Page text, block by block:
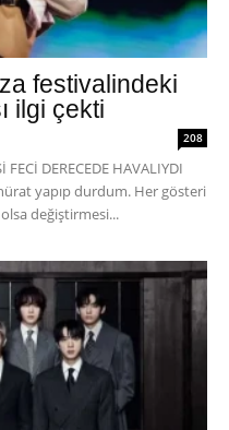
festivalindeki
ilgi çekti
208
DERECEDE HAVALIYDI
yapıp durdum. Her gösteri
değiştirmesi...